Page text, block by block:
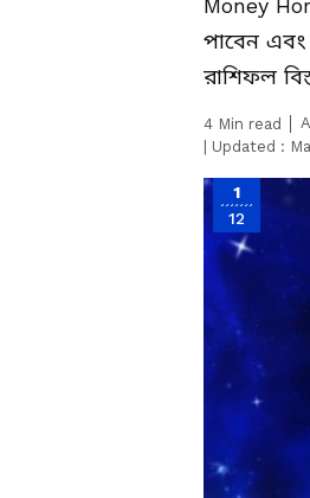
Money
পাবেন
রাশিফল
4 Min read
Updated :
1
12